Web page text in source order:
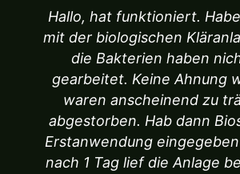
Hallo, hat funktioniert.
mit der biologischen
die Bakterien haben
gearbeitet. Keine Ahnung
waren anscheinend zu
abgestorben. Hab dann
Erstanwendung
nach 1 Tag lief die Anlage